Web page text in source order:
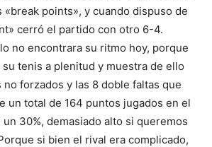
«break points», y cuando dispuso de
cerró el partido con otro 6-4.
no encontrara su ritmo hoy, porque
tenis a plenitud y muestra de ello
forzados y las 8 doble faltas que
un total de 164 puntos jugados en el
30%, demasiado alto si queremos
si bien el rival era complicado,